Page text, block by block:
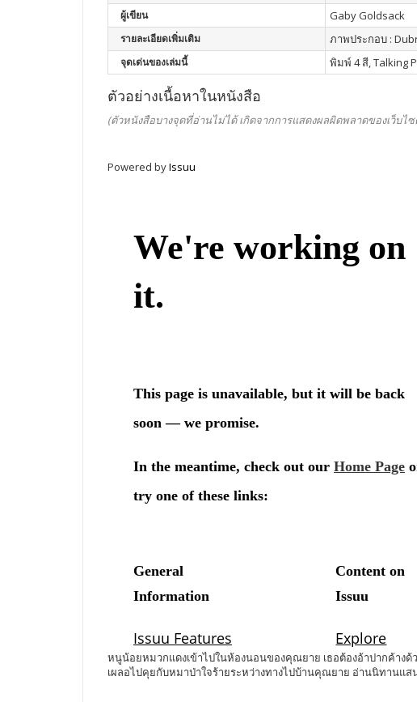
ผู้เขียน Gaby Goldsack
รายละเอียดเพิ่มเติม ภาพประกอบ :
จุดเด่นของเล่มนี้ พิมพ์ 4 สี, Talking
ตัวอย่างเนื้อหาในหนังสือ
(ตัวหนังสือบางจุดที่อ่านไม่ได้ เกิดจากการแสดงผลผิดพลาดของเว็บไ
Powered byIssuu
หนูน้อยหมวกแดงเข้าไปในห้องนอนของคุณยาย เธอต้องอ้าปากค้าง
เผลอไปคุยกับหมาป่าใจร้ายระหว่างทางไปบ้านคุณยาย อ่านนิทานแ